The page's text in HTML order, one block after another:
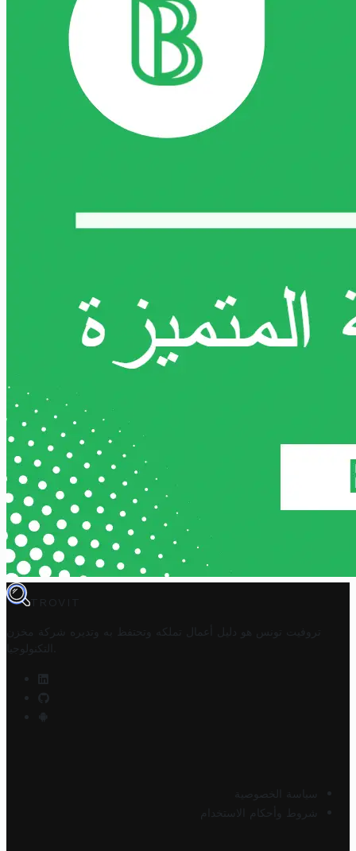
TROVIT
تروفيت تونس هو دليل أعمال تملكه وتحتفظ به وتديره
شركة مخزن
التكنولوجيا
سياسة الخصوصية
شروط وأحكام الاستخدام